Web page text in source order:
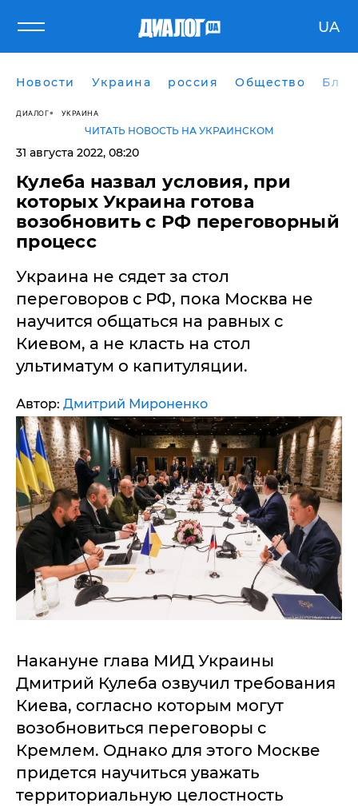
UA
Новости Украина россия Общество
ДИАЛОГ УКРАИНА
ЧИТАТЬ НОВОСТЬ НА УКРАИНСКОМ
31 августа 2022, 08:20
​Кулеба назвал условия, при
которых Украина готова
возобновить с РФ переговорный
процесс
Украина не сядет за стол
переговоров с РФ, пока Москва не
научится общаться на равных с
Киевом, а не класть на стол
ультиматум о капитуляции.
Автор: Дмитрий Мироненко
Накануне глава МИД Украины
Дмитрий Кулеба озвучил требования
Киева, согласно которым могут
возобновиться переговоры с
Кремлем. Однако для этого Москве
придется научиться уважать
территориальную целостность